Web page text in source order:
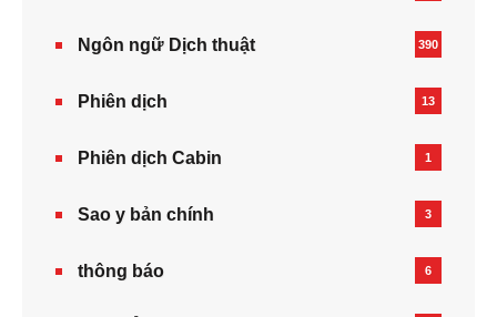
Ngôn ngữ Dịch thuật 390
Phiên dịch 13
Phiên dịch Cabin 1
Sao y bản chính 3
thông báo 6